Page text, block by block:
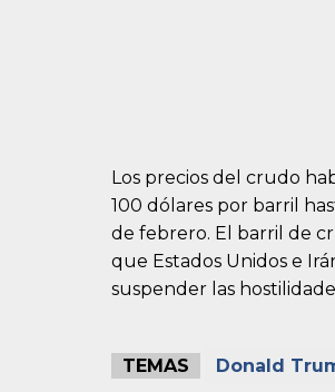
Los precios del crudo
100 dólares por barril
de febrero. El barril de
que Estados Unidos e
suspender las
TEMAS Donald